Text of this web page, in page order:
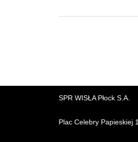
SPR WISŁA Płock S.A.
Plac Celebry Papieskiej 1